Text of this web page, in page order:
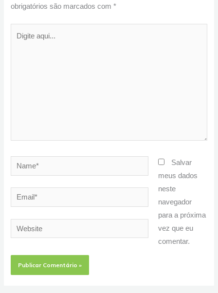
obrigatórios são marcados com*
Name*
Email*
Website
Salvar
meus dados
neste
navegador
para a próxima
vez que eu
comentar.